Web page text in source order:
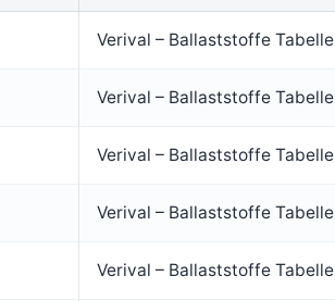
Verival – Ballaststoffe Tabelle
Verival – Ballaststoffe Tabelle
Verival – Ballaststoffe Tabelle
Verival – Ballaststoffe Tabelle
Verival – Ballaststoffe Tabelle